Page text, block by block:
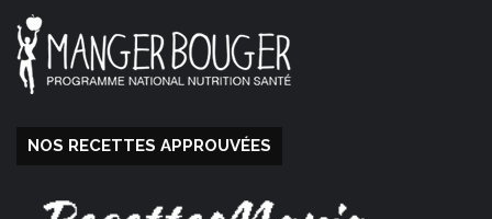
NOS RECETTES APPROUVÉES